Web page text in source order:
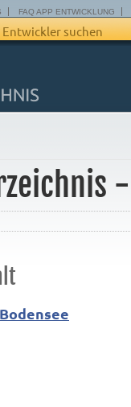
FAQ APP ENTWICKLUNG
Entwickler suchen